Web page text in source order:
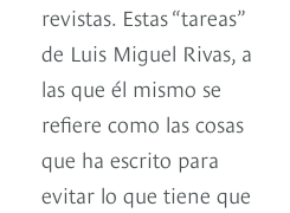
revistas. Estas “tareas”
de Luis Miguel Rivas, a
las que él mismo se
refiere como las cosas
que ha escrito para
evitar lo que tiene que